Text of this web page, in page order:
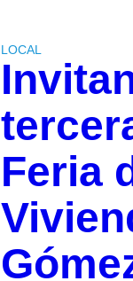
LOCAL
Feria